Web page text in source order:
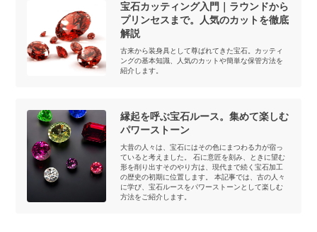
宝石カッティング入門｜ラウンドから
プリンセスまで。人気のカットを徹底
解説
古来から装身具として尊ばれてきた宝石。カッティ
ングの基本知識、人気のカットや簡単な保管方法を
紹介します。
縁起を呼ぶ宝石ルース。集めて楽しむ
パワーストーン
大昔の人々は、宝石にはその色にまつわる力が宿っ
ていると考えました。 石に意匠を刻み、ときに望む
形を削り出すそのやり方は、現代まで続く宝石加工
の歴史の初期に位置します。 本記事では、古の人々
に学び、宝石ルースをパワーストーンとして楽しむ
方法をご紹介します。